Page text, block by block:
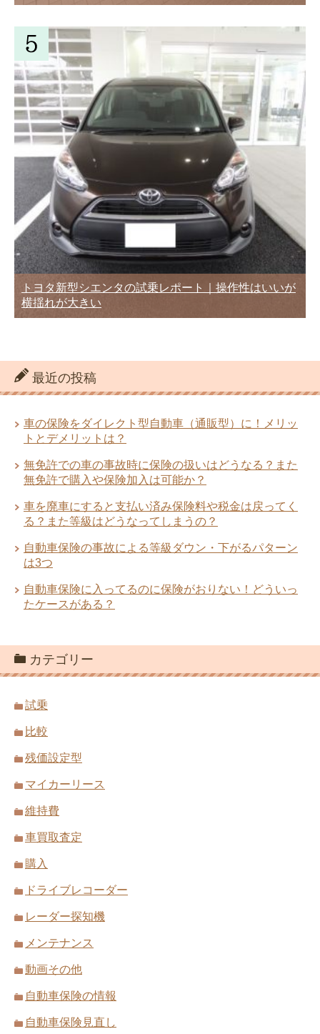
トヨタ新型シエンタの試乗レポート｜操作性はいいが
横揺れが大きい
最近の投稿
車の保険をダイレクト型自動車（通販型）に！メリッ
トとデメリットは？
無免許での車の事故時に保険の扱いはどうなる？また
無免許で購入や保険加入は可能か？
車を廃車にすると支払い済み保険料や税金は戻ってく
る？また等級はどうなってしまうの？
自動車保険の事故による等級ダウン・下がるパターン
は3つ
自動車保険に入ってるのに保険がおりない！どういっ
たケースがある？
カテゴリー
試乗
比較
残価設定型
マイカーリース
維持費
車買取査定
購入
ドライブレコーダー
レーダー探知機
メンテナンス
動画その他
自動車保険の情報
自動車保険見直し